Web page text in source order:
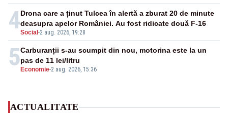
4Social -2 aug. 2026, 19:28
Drona care a ținut Tulcea în alertă a zburat 20 de minute
deasupra apelor României. Au fost ridicate două F-16
5 Economie-2 aug. 2026, 15:36
Carburanții s-au scumpit din nou, motorina este la un
pas de 11 lei/litru
ACTUALITATE